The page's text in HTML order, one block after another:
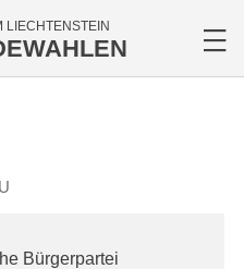
LIECHTENSTEIN
Bürgerpartei